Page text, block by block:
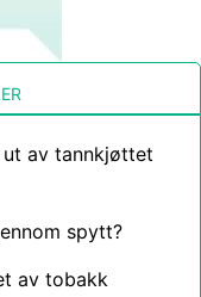
av tannkjøttet
spytt?
av tobakk